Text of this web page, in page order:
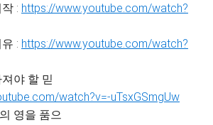
: https://www.youtube.com/watch?
: https://www.youtube.com/watch?
야 할 믿
watch?v=-uTsxGSmgUw
영을 품으